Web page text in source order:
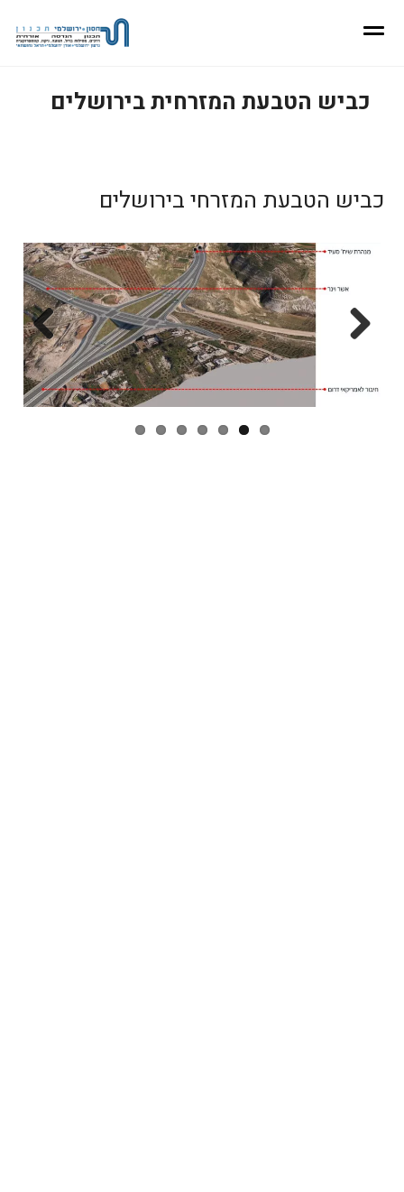
כביש הטבעת המזרחית בירושלים
כביש הטבעת המזרחי בירושלים
Previous
Next